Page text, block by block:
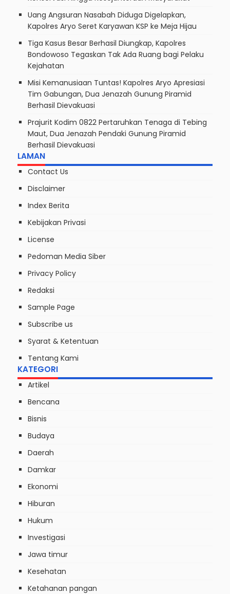
Uang Angsuran Nasabah Diduga Digelapkan,
Kapolres Aryo Seret Karyawan KSP ke Meja Hijau
Tiga Kasus Besar Berhasil Diungkap, Kapolres
Bondowoso Tegaskan Tak Ada Ruang bagi Pelaku
Kejahatan
Misi Kemanusiaan Tuntas! Kapolres Aryo Apresiasi
Tim Gabungan, Dua Jenazah Gunung Piramid
Berhasil Dievakuasi
Prajurit Kodim 0822 Pertaruhkan Tenaga di Tebing
Maut, Dua Jenazah Pendaki Gunung Piramid
Berhasil Dievakuasi
LAMAN
Contact Us
Disclaimer
Index Berita
Kebijakan Privasi
License
Pedoman Media Siber
Privacy Policy
Redaksi
Sample Page
Subscribe us
Syarat & Ketentuan
Tentang Kami
KATEGORI
Artikel
Bencana
Bisnis
Budaya
Daerah
Damkar
Ekonomi
Hiburan
Hukum
Investigasi
Jawa timur
Kesehatan
Ketahanan pangan